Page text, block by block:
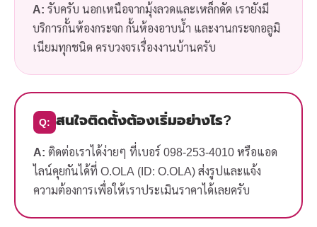
A: รับครับ นอกเหนือจากมุ้งลวดและเหล็กดัด เรายังมี
บริการกั้นห้องกระจก กั้นห้องอาบน้ำ และงานกระจกอลูมิ
เนียมทุกชนิด ครบวงจรเรื่องงานบ้านครับ
Q: สนใจติดตั้งต้องเริ่มอย่างไร?
A: ติดต่อเราได้ง่ายๆ ที่เบอร์ 098-253-4010 หรือแอด
ไลน์คุยกันได้ที่ O.OLA (ID: O.OLA) ส่งรูปและแจ้ง
ความต้องการเพื่อให้เราประเมินราคาได้เลยครับ